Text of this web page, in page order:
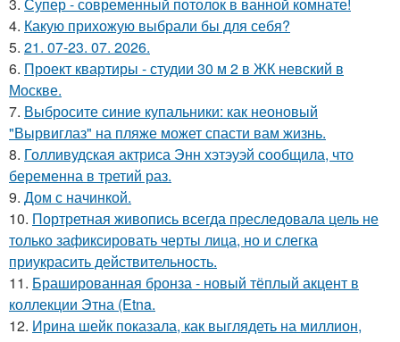
3. Супер - современный потолок в ванной комнате!
4. Какую прихожую выбрали бы для себя?
5. 21. 07-23. 07. 2026.
6. Проект квартиры - студии 30 м 2 в ЖК невский в
Москве.
7. Выбросите синие купальники: как неоновый
"Вырвиглаз" на пляже может спасти вам жизнь.
8. Голливудская актриса Энн хэтэуэй сообщила, что
беременна в третий раз.
9. Дом с начинкой.
10. Портретная живопись всегда преследовала цель не
только зафиксировать черты лица, но и слегка
приукрасить действительность.
11. Брашированная бронза - новый тёплый акцент в
коллекции Этна (Etna.
12. Ирина шейк показала, как выглядеть на миллион,